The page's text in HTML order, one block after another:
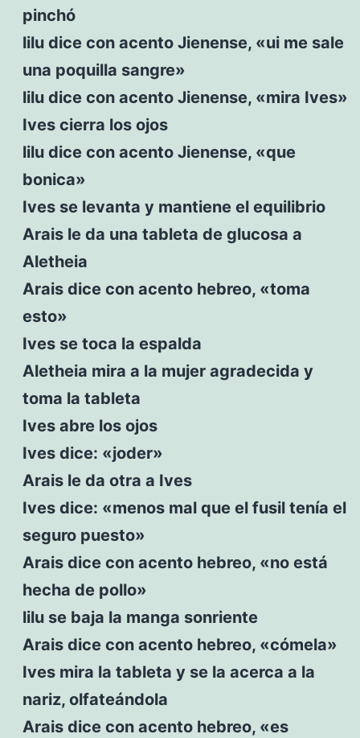
pinchó
lilu dice con acento Jienense, «ui me sale
una poquilla sangre»
lilu dice con acento Jienense, «mira Ives»
Ives cierra los ojos
lilu dice con acento Jienense, «que
bonica»
Ives se levanta y mantiene el equilibrio
Arais le da una tableta de glucosa a
Aletheia
Arais dice con acento hebreo, «toma
esto»
Ives se toca la espalda
Aletheia mira a la mujer agradecida y
toma la tableta
Ives abre los ojos
Ives dice: «joder»
Arais le da otra a Ives
Ives dice: «menos mal que el fusil tenía el
seguro puesto»
Arais dice con acento hebreo, «no está
hecha de pollo»
lilu se baja la manga sonriente
Arais dice con acento hebreo, «cómela»
Ives mira la tableta y se la acerca a la
nariz, olfateándola
Arais dice con acento hebreo, «es